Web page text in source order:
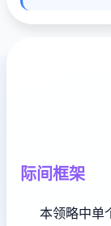
际间框架
本领略中单